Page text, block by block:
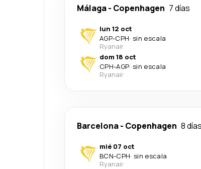
Málaga- Copenhagen 7 días
lun 12 oct
AGP-CPH· sin escala
Ryanair
dom 18 oct
CPH-AGP· sin escala
Ryanair
Barcelona- Copenhagen 8 días
mié 07 oct
BCN-CPH· sin escala
Ryanair